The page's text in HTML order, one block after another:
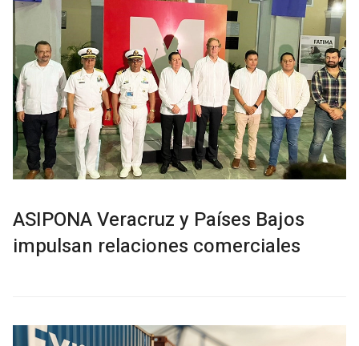
ASIPONA Veracruz y Países Bajos
impulsan relaciones comerciales